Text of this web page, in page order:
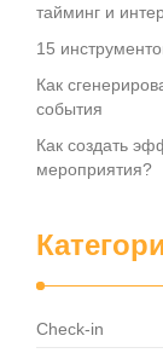
тайминг и
15
Как
события
Как создать
мероприятия?
Check-in